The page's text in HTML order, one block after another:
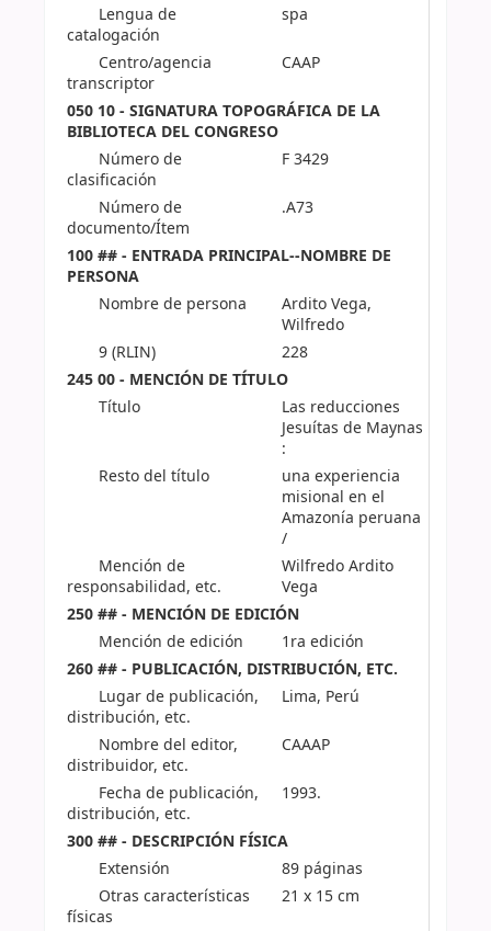
Lengua de
catalogación
spa
Centro/agencia
transcriptor
CAAP
050 10 - SIGNATURA TOPOGRÁFICA DE LA
BIBLIOTECA DEL CONGRESO
Número de
clasificación
F 3429
Número de
documento/Ítem
.A73
100 ## - ENTRADA PRINCIPAL--NOMBRE DE
PERSONA
Nombre de persona
Ardito Vega,
Wilfredo
9 (RLIN)
228
245 00 - MENCIÓN DE TÍTULO
Título
Las reducciones
Jesuítas de Maynas
:
Resto del título
una experiencia
misional en el
Amazonía peruana
/
Mención de
responsabilidad, etc.
Wilfredo Ardito
Vega
250 ## - MENCIÓN DE EDICIÓN
Mención de edición
1ra edición
260 ## - PUBLICACIÓN, DISTRIBUCIÓN, ETC.
Lugar de publicación,
distribución, etc.
Lima, Perú
Nombre del editor,
distribuidor, etc.
CAAAP
Fecha de publicación,
distribución, etc.
1993.
300 ## - DESCRIPCIÓN FÍSICA
Extensión
89 páginas
Otras características
físicas
21 x 15 cm